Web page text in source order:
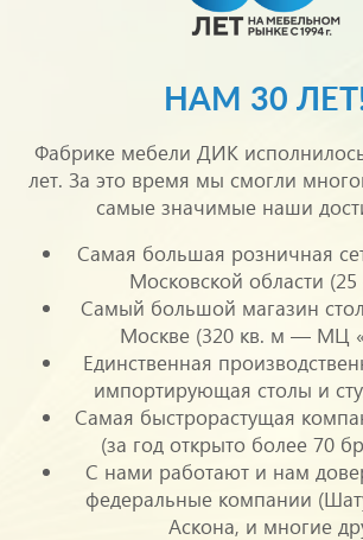
НАМ 30
Фабрике мебели ДИК
лет. За это время мы смогли
самые значимые наши
Самая большая розничная
Московской области (25
Самый большой магазин
Москве (320 кв. м — МЦ
Единственная
импортирующая столы и
Самая быстрорастущая
(за год открыто более 70
С нами работают и нам
федеральные компании
Аскона, и многие